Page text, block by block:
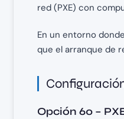
red (PXE) con
En un entorno
que el arranque de
Opción 60 –